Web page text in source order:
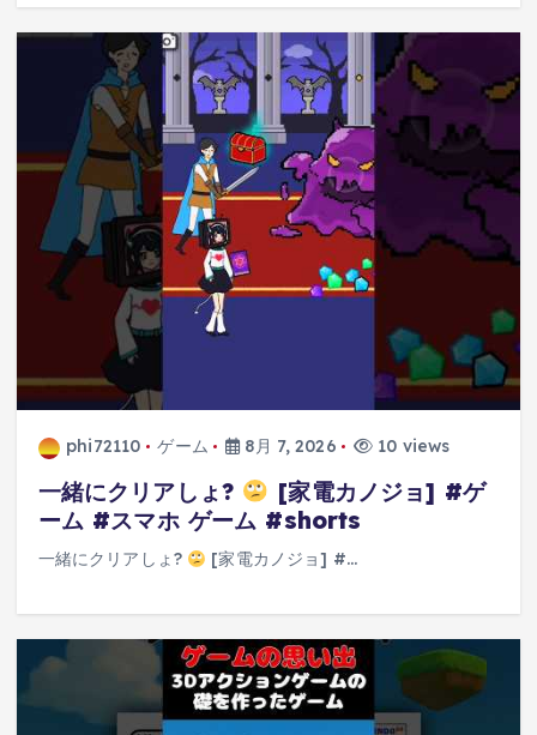
phi72110 ゲーム 8月 7, 2026 10 views
一緒にクリアしょ?
[家電カノジョ] #ゲ
ーム #スマホ ゲーム #shorts
一緒にクリアしょ? [家電カノジョ] #…